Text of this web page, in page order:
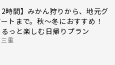
2時間】みかん狩りから、地元グ
トまで。秋〜冬におすすめ！
っと楽しむ日帰りプラン
三重